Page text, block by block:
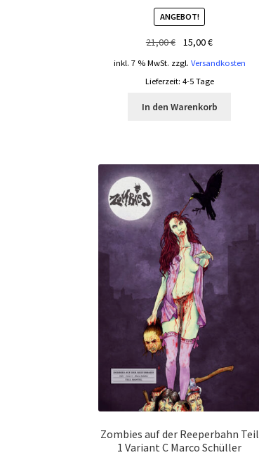
ANGEBOT!
21,00€
Ursprünglicher
21,00 €
15,00€Aktueller
15,00 €.
inkl. 7 % MwSt. zzgl. Versandkosten
Lieferzeit: 4-5 Tage
In den Warenkorb
Zombies auf der Reeperbahn Teil
1 Variant C Marco Schüller